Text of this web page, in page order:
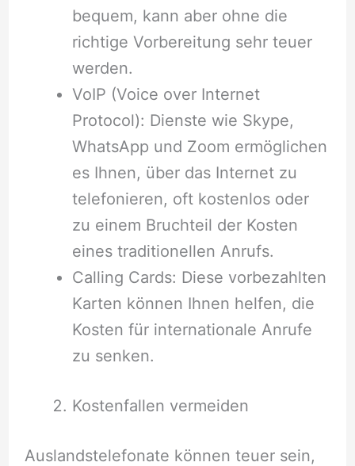
bequem, kann aber ohne die
richtige Vorbereitung sehr teuer
werden.
VoIP (Voice over Internet
Protocol): Dienste wie Skype,
WhatsApp und Zoom ermöglichen
es Ihnen, über das Internet zu
telefonieren, oft kostenlos oder
zu einem Bruchteil der Kosten
eines traditionellen Anrufs.
Calling Cards: Diese vorbezahlten
Karten können Ihnen helfen, die
Kosten für internationale Anrufe
zu senken.
Kostenfallen vermeiden
Auslandstelefonate können teuer sein,